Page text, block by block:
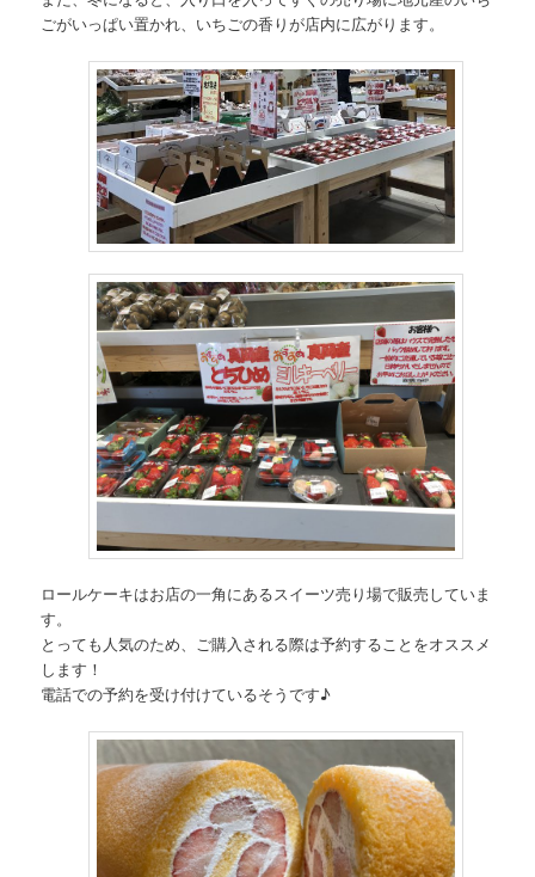
ごがいっぱい置かれ、いちごの香りが店内に広がります。
ロールケーキはお店の一角にあるスイーツ売り場で販売していま
す。
とっても人気のため、ご購入される際は予約することをオススメ
します！
電話での予約を受け付けているそうです♪